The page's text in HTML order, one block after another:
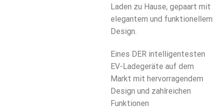
Laden zu Hause, gepaart mit
elegantem und funktionellem
Design.
Eines DER intelligentesten
EV-Ladegeräte auf dem
Markt mit hervorragendem
Design und zahlreichen
Funktionen